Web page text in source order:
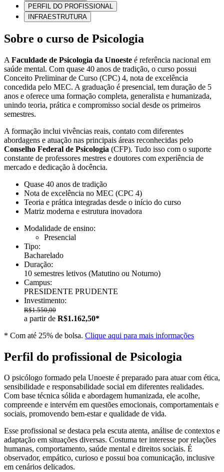
PERFIL DO PROFISSIONAL
INFRAESTRUTURA
Sobre o curso de Psicologia
A Faculdade de Psicologia da Unoeste é referência nacional em
saúde mental. Com quase 40 anos de tradição, o curso possui
Conceito Preliminar de Curso (CPC) 4, nota de excelência
concedida pelo MEC. A graduação é presencial, tem duração de 5
anos e oferece uma formação completa, generalista e humanizada,
unindo teoria, prática e compromisso social desde os primeiros
semestres.
A formação inclui vivências reais, contato com diferentes
abordagens e atuação nas principais áreas reconhecidas pelo
Conselho Federal de Psicologia (CFP). Tudo isso com o suporte
constante de professores mestres e doutores com experiência de
mercado e dedicação à docência.
Quase 40 anos de tradição
Nota de excelência no MEC (CPC 4)
Teoria e prática integradas desde o início do curso
Matriz moderna e estrutura inovadora
Modalidade de ensino:
Presencial
Tipo:
Bacharelado
Duração:
10 semestres letivos (Matutino ou Noturno)
Campus:
PRESIDENTE PRUDENTE
Investimento:
R$1.550,00
a partir de R$1.162,50*
* Com até 25% de bolsa. Clique aqui para mais informações
Perfil do profissional de Psicologia
O psicólogo formado pela Unoeste é preparado para atuar com ética,
sensibilidade e responsabilidade social em diferentes realidades.
Com base técnica sólida e abordagem humanizada, ele acolhe,
compreende e intervém em questões emocionais, comportamentais e
sociais, promovendo bem-estar e qualidade de vida.
Esse profissional se destaca pela escuta atenta, análise de contextos e
adaptação em situações diversas. Costuma ter interesse por relações
humanas, comportamento, saúde mental e direitos sociais. É
observador, empático, curioso e possui boa comunicação, inclusive
em cenários delicados.